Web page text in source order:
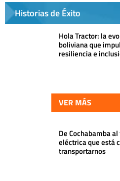
Historias de Éxito
Hola Tractor: la
boliviana que
resiliencia e
VER MÁS
De Cochabamba
eléctrica que está
transportarnos